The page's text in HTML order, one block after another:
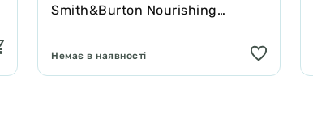
Smith&Burton Nourishing
подвійної шерсті собак 250 мл
Немає в наявності